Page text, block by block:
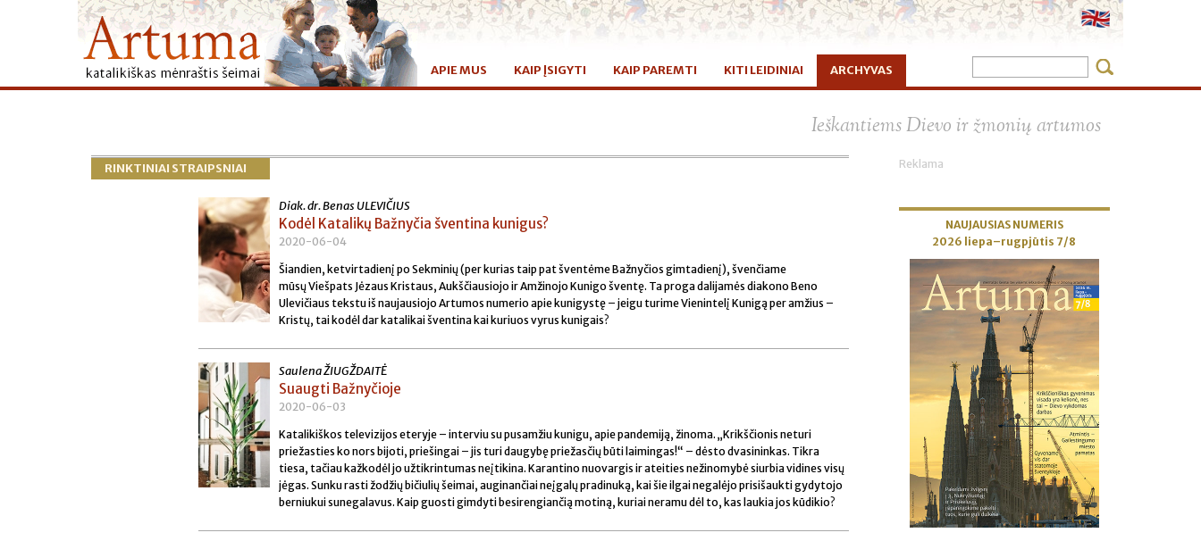
APIE MUS KAIP ĮSIGYTI KAIP PAREMTI KITI LEIDINIAI ARCHYVAS
Ieškantiems Dievo ir žmonių artumos
RINKTINIAI STRAIPSNIAI
Diak. dr. Benas ULEVIČIUS
Kodėl Katalikų Bažnyčia šventina kunigus?
2020-06-04
Šiandien, ketvirtadienį po Sekminių (per kurias taip pat šventėme Bažnyčios gimtadienį), švenčiame
mūsųViešpats Jėzaus Kristaus, Aukščiausiojo ir Amžinojo Kunigo šventę. Ta proga dalijamės diakono Beno
Ulevičiaus tekstu iš naujausiojo Artumos numerio apie kunigystę – jeigu turime Vienintelį Kunigą per amžius –
Kristų, tai kodėl dar katalikai šventina kai kuriuos vyrus kunigais?
Saulena ŽIUGŽDAITĖ
Suaugti Bažnyčioje
2020-06-03
Katalikiškos televizijos eteryje – interviu su pusamžiu kunigu, apie pandemiją, žinoma. „Krikščionis neturi
priežasties ko nors bijoti, priešingai – jis turi daugybę priežasčių būti laimingas!“ – dėsto dvasininkas. Tikra
tiesa, tačiau kažkodėl jo užtikrintumas neįtikina. Karantino nuovargis ir ateities nežinomybė siurbia vidines visų
jėgas. Sunku rasti žodžių bičiulių šeimai, auginančiai neįgalų pradinuką, kai šie ilgai negalėjo prisišaukti gydytojo
berniukui sunegalavus. Kaip guosti gimdyti besirengiančią motiną, kuriai neramu dėl to, kas laukia jos kūdikio?
Reklama
NAUJAUSIAS NUMERIS
2026 liepa–rugpjūtis 7/8